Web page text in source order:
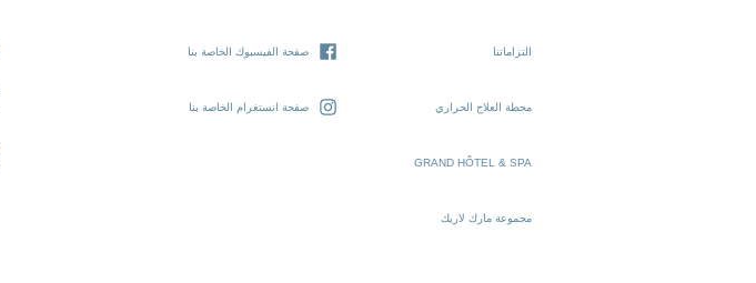
التزاماتنا
محطة العلاج الحراري
GRAND HÔTEL & SPA
مجموعة مارك لاريك
صفحة الفيسبوك الخاصة بنا
صفحة انستغرام الخاصة بنا